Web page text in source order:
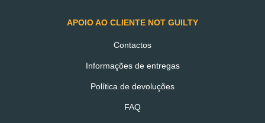
TAMBÉM PODERÁ
APOIO AO CLIENTE NOT GUILTY
Contactos
Informações de entregas
Política de devoluções
FAQ